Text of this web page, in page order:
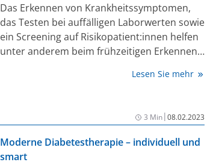
Das Erkennen von Krankheitssymptomen,
das Testen bei auffälligen Laborwerten sowie
ein Screening auf Risikopatient:innen helfen
unter anderem beim frühzeitigen Erkennen
Lesen Sie mehr
3 Min|08.02.2023
Moderne Diabetestherapie – individuell und
smart